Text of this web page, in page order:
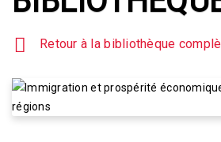
Retour à la bibliothèque